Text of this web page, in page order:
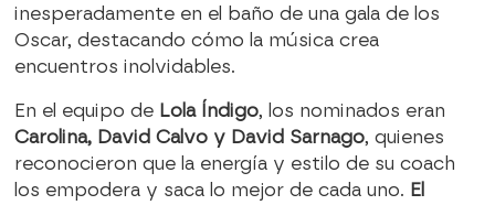
inesperadamente en el baño de una gala de los
Oscar, destacando cómo la música crea
encuentros inolvidables.
En el equipo de Lola Índigo, los nominados eran
Carolina, David Calvo y David Sarnago, quienes
reconocieron que la energía y estilo de su coach
los empodera y saca lo mejor de cada uno. El